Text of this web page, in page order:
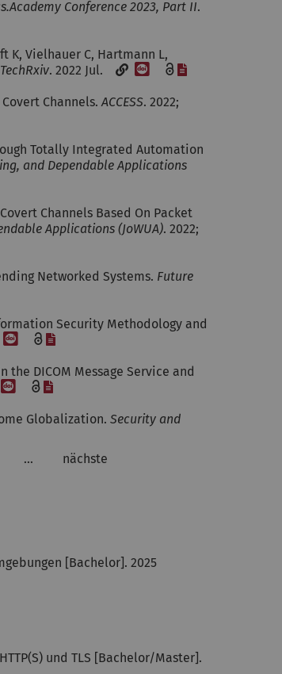
Conference 2023, Part II.
K, Vielhauer C, Hartmann L,
TechRxiv. 2022 Jul. [DOI]
Channels.ACCESS. 2022;
Totally Integrated Automation
and Dependable Applications
Channels Based On Packet
Applications (JoWUA). 2022;
Networked Systems. Future
Security Methodology and
[DOI]
DICOM Message Service and
[DOI]
Globalization. Security and
… nächste
[Bachelor]. 2025
und TLS [Bachelor/Master].